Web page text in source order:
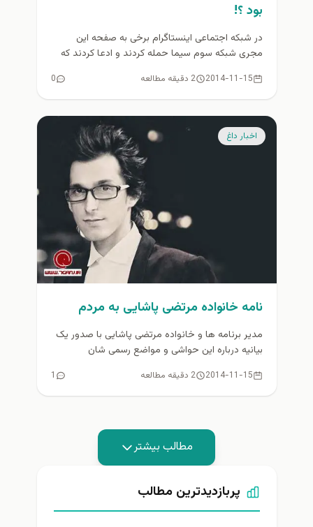
بود ؟!
در شبکه اجتماعی اینستاگرام برخی به صفحه این
مجری شبکه سوم سیما حمله کردند و ادعا کردند که
2014-11-15 2 دقیقه مطالعه 0
اخبار داغ
نامه خانواده مرتضی پاشایی به مردم
مدیر برنامه ها و خانواده مرتضی پاشایی با صدور یک
بیانیه درباره این حواشی و مواضع رسمی شان
2014-11-15 2 دقیقه مطالعه 1
مطالب بیشتر
پربازدیدترین مطالب